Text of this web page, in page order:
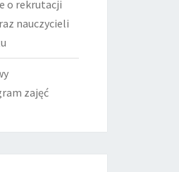
o rekrutacji
nauczycieli
zajęć